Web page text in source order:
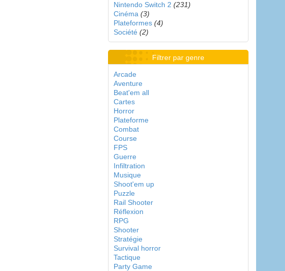
Nintendo Switch 2 (231)
Cinéma (3)
Plateformes (4)
Société (2)
Filtrer par genre
Arcade
Aventure
Beat'em all
Cartes
Horror
Plateforme
Combat
Course
FPS
Guerre
Infiltration
Musique
Shoot'em up
Puzzle
Rail Shooter
Réflexion
RPG
Shooter
Stratégie
Survival horror
Tactique
Party Game